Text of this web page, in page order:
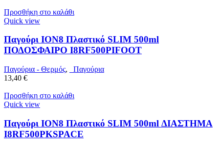
Προσθήκη στο καλάθι
Quick view
Παγούρι ION8 Πλαστικό SLIM 500ml
ΠΟΔΟΣΦΑΙΡΟ I8RF500PIFOOT
Παγούρια - Θερμός,
Παγούρια
13,40 €
Προσθήκη στο καλάθι
Quick view
Παγούρι ION8 Πλαστικό SLIM 500ml ΔΙΑΣΤΗΜΑ
I8RF500PKSPACE